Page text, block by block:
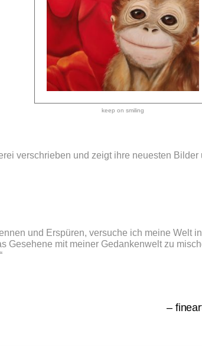
keep on smiling
verschrieben und zeigt ihre neuesten Bilder
und Erspüren, versuche ich meine Welt
Gesehene mit meiner Gedankenwelt zu
–